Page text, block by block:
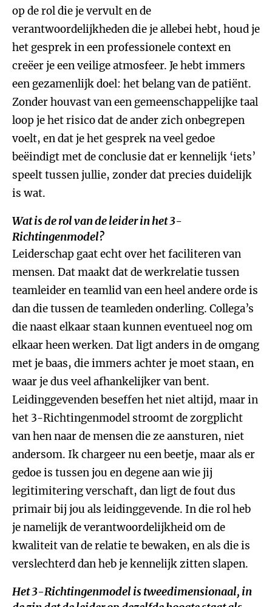
op de rol die je vervult en de
verantwoordelijkheden die je allebei hebt, houd je
het gesprek in een professionele context en
creëer je een veilige atmosfeer. Je hebt immers
een gezamenlijk doel: het belang van de patiënt.
Zonder houvast van een gemeenschappelijke taal
loop je het risico dat de ander zich onbegrepen
voelt, en dat je het gesprek na veel gedoe
beëindigt met de conclusie dat er kennelijk ‘iets’
speelt tussen jullie, zonder dat precies duidelijk
is wat.
Wat is de rol van de leider in het 3-
Richtingenmodel?
Leiderschap gaat echt over het faciliteren van
mensen. Dat maakt dat de werkrelatie tussen
teamleider en teamlid van een heel andere orde is
dan die tussen de teamleden onderling. Collega’s
die naast elkaar staan kunnen eventueel nog om
elkaar heen werken. Dat ligt anders in de omgang
met je baas, die immers achter je moet staan, en
waar je dus veel afhankelijker van bent.
Leidinggevenden beseffen het niet altijd, maar in
het 3-Richtingenmodel stroomt de zorgplicht
van hen naar de mensen die ze aansturen, niet
andersom. Ik chargeer nu een beetje, maar als er
gedoe is tussen jou en degene aan wie jij
legitimitering verschaft, dan ligt de fout dus
primair bij jou als leidinggevende. In die rol heb
je namelijk de verantwoordelijkheid om de
kwaliteit van de relatie te bewaken, en als die is
verslechterd dan heb je kennelijk zitten slapen.
Het 3-Richtingenmodel is tweedimensionaal, in